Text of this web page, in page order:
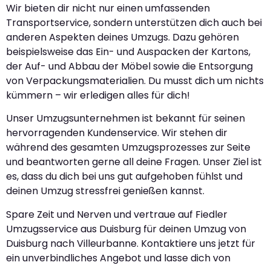
Wir bieten dir nicht nur einen umfassenden
Transportservice, sondern unterstützen dich auch bei
anderen Aspekten deines Umzugs. Dazu gehören
beispielsweise das Ein- und Auspacken der Kartons,
der Auf- und Abbau der Möbel sowie die Entsorgung
von Verpackungsmaterialien. Du musst dich um nichts
kümmern – wir erledigen alles für dich!
Unser Umzugsunternehmen ist bekannt für seinen
hervorragenden Kundenservice. Wir stehen dir
während des gesamten Umzugsprozesses zur Seite
und beantworten gerne all deine Fragen. Unser Ziel ist
es, dass du dich bei uns gut aufgehoben fühlst und
deinen Umzug stressfrei genießen kannst.
Spare Zeit und Nerven und vertraue auf Fiedler
Umzugsservice aus Duisburg für deinen Umzug von
Duisburg nach Villeurbanne. Kontaktiere uns jetzt für
ein unverbindliches Angebot und lasse dich von